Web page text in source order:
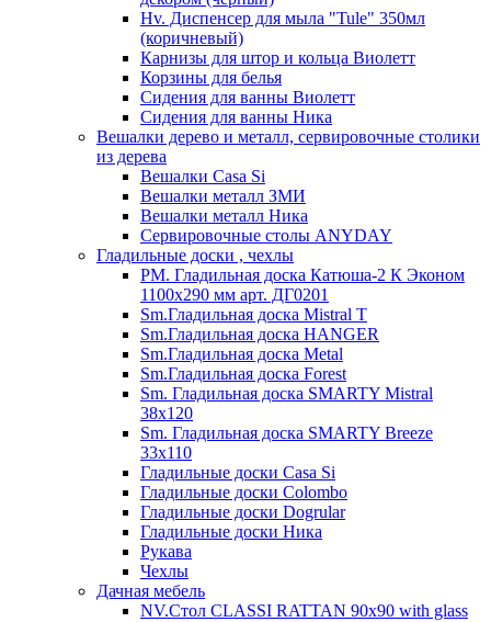
Hv. Диспенсер для мыла "Tule" 350мл
(коричневый)
Карнизы для штор и кольца Виолетт
Корзины для белья
Сидения для ванны Виолетт
Сидения для ванны Ника
Вешалки дерево и металл, сервировочные столики
из дерева
Вешалки Casa Si
Вешалки металл ЗМИ
Вешалки металл Ника
Сервировочные столы ANYDAY
Гладильные доски , чехлы
PM. Гладильная доска Катюша-2 К Эконом
1100х290 мм арт. ДГ0201
Sm.Гладильная доска Mistral T
Sm.Гладильная доска HANGER
Sm.Гладильная доска Metal
Sm.Гладильная доска Forest
Sm. Гладильная доска SMARTY Mistral
38x120
Sm. Гладильная доска SMARTY Breeze
33х110
Гладильные доски Casa Si
Гладильные доски Colombo
Гладильные доски Dogrular
Гладильные доски Ника
Рукава
Чехлы
Дачная мебель
NV.Стол CLASSI RATTAN 90х90 with glass